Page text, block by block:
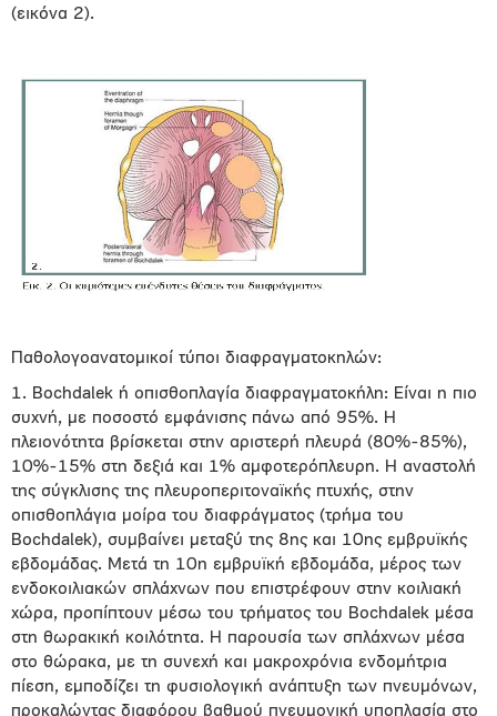
(εικόνα 2).
Παθολογοανατομικοί τύποι διαφραγματοκηλών:
1. Bochdalek ή οπισθοπλαγία διαφραγματοκήλη: Είναι η πιο
συχνή, με ποσοστό εμφάνισης πάνω από 95%. Η
πλειονότητα βρίσκεται στην αριστερή πλευρά (80%-85%),
10%-15% στη δεξιά και 1% αμφοτερόπλευρη. Η αναστολή
της σύγκλισης της πλευροπεριτοναϊκής πτυχής, στην
οπισθοπλάγια μοίρα του διαφράγματος (τρήμα του
Bochdalek), συμβαίνει μεταξύ της 8ης και 10ης εμβρυϊκής
εβδομάδας. Μετά τη 10η εμβρυϊκή εβδομάδα, μέρος των
ενδοκοιλιακών σπλάχνων που επιστρέφουν στην κοιλιακή
χώρα, προπίπτουν μέσω του τρήματος του Bochdalek μέσα
στη θωρακική κοιλότητα. Η παρουσία των σπλάχνων μέσα
στο θώρακα, με τη συνεχή και μακροχρόνια ενδομήτρια
πίεση, εμποδίζει τη φυσιολογική ανάπτυξη των πνευμόνων,
προκαλώντας διαφόρου βαθμού πνευμονική υποπλασία στο